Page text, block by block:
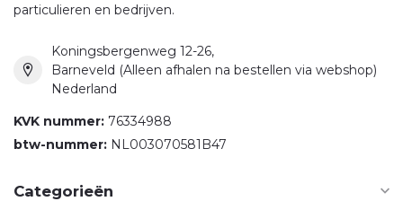
particulieren en bedrijven.
Koningsbergenweg 12-26,
Barneveld (Alleen afhalen na bestellen via webshop)
Nederland
KVK nummer: 76334988
btw-nummer: NL003070581B47
Categorieën